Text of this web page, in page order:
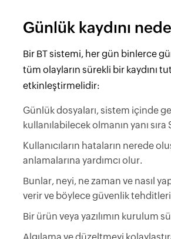
Günlük kaydını
Bir BT sistemi, her gün binlerce
tüm olayların sürekli bir kaydını
etkinleştirmelidir:
Günlük dosyaları, sistem içinde
kullanılabilecek olmanın yanı
Kullanıcıların hataların nerede
anlamalarına yardımcı olur.
Bunlar, neyi, ne zaman ve nasıl
verir ve böylece güvenlik
Bir ürün veya yazılımın kurulum